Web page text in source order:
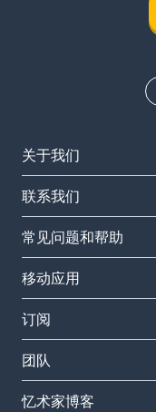
关于我们
联系我们
常见问题和帮助
移动应用
订阅
团队
忆术家博客